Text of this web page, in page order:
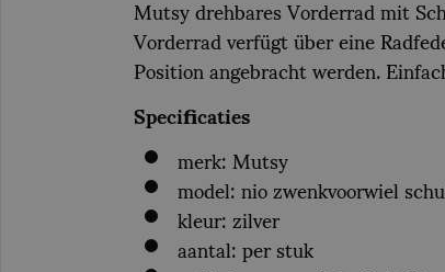
Vorderrad verfügt über eine
Position angebracht werden.
Specificaties
merk: Mutsy
model: nio zwenkvoorwiel
kleur: zilver
aantal: per stuk